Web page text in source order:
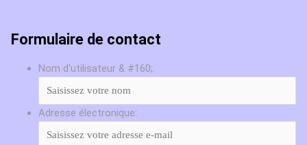
Formulaire de contact
Nom d'utilisateur & #160;:
Adresse électronique: